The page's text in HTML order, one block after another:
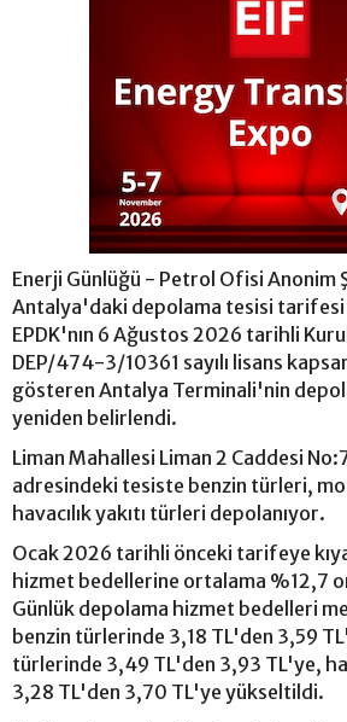
Enerji Günlüğü - Petrol Ofisi Anonim
Antalya'daki depolama tesisi
EPDK'nın 6 Ağustos 2026 tarihli
DEP/474-3/10361 sayılı lisans
gösteren Antalya Terminali'nin
yeniden belirlendi.
Liman Mahallesi Liman 2 Caddesi
adresindeki tesiste benzin türleri,
havacılık yakıtı türleri depolanıyor.
Ocak 2026 tarihli önceki tarifeye
hizmet bedellerine ortalama %12,7
Günlük depolama hizmet bedelleri
benzin türlerinde 3,18 TL'den 3,59
türlerinde 3,49 TL'den 3,93 TL'ye,
3,28 TL'den 3,70 TL'ye yükseltildi.